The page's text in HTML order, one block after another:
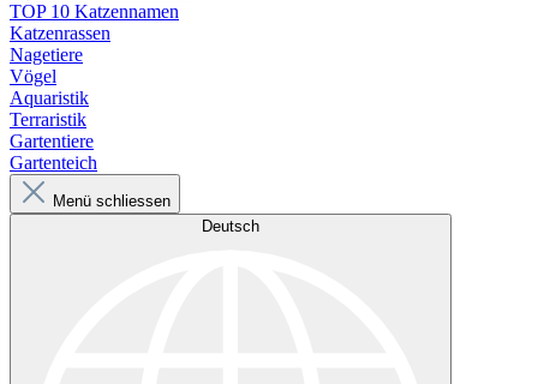
TOP 10 Katzennamen
Katzenrassen
Nagetiere
Vögel
Aquaristik
Terraristik
Gartentiere
Gartenteich
Menü schliessen
Deutsch